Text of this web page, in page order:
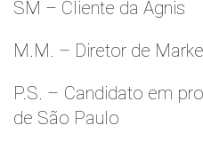
SM – Cliente da Agnis
M.M. – Diretor de
P.S. – Candidato em
de São Paulo